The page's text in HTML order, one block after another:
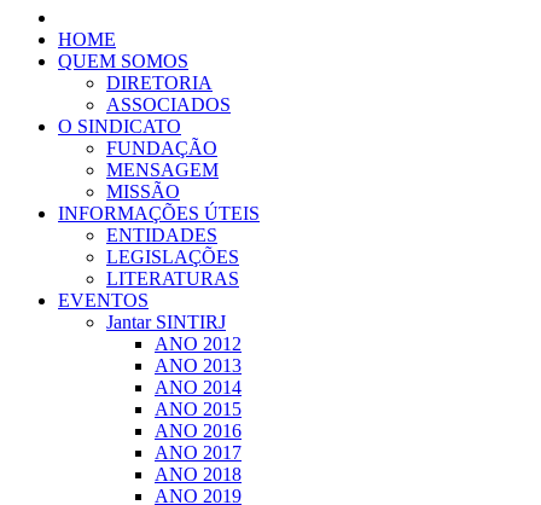
HOME
QUEM SOMOS
DIRETORIA
ASSOCIADOS
O SINDICATO
FUNDAÇÃO
MENSAGEM
MISSÃO
INFORMAÇÕES ÚTEIS
ENTIDADES
LEGISLAÇÕES
LITERATURAS
EVENTOS
Jantar SINTIRJ
ANO 2012
ANO 2013
ANO 2014
ANO 2015
ANO 2016
ANO 2017
ANO 2018
ANO 2019